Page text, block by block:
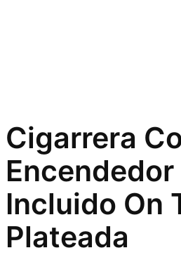
Cigarrera
Encendedor
Incluido On
Plateada